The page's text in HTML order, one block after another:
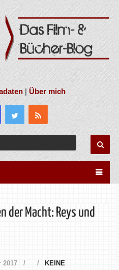
|Über mich
der Macht: Reys und
2017
KEINE